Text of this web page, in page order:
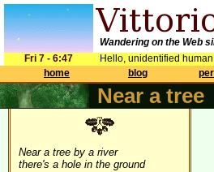
Wandering on the Web
Fri 7 - 6:47
Hello, unidentified
home
blog
Near a tree
Near a tree by a river
there's a hole in the ground